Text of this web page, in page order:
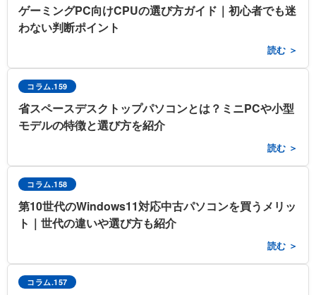
ゲーミングPC向けCPUの選び方ガイド｜初心者でも迷
わない判断ポイント
読む ＞
コラム.159
省スペースデスクトップパソコンとは？ミニPCや小型
モデルの特徴と選び方を紹介
読む ＞
コラム.158
第10世代のWindows11対応中古パソコンを買うメリッ
ト｜世代の違いや選び方も紹介
読む ＞
コラム.157